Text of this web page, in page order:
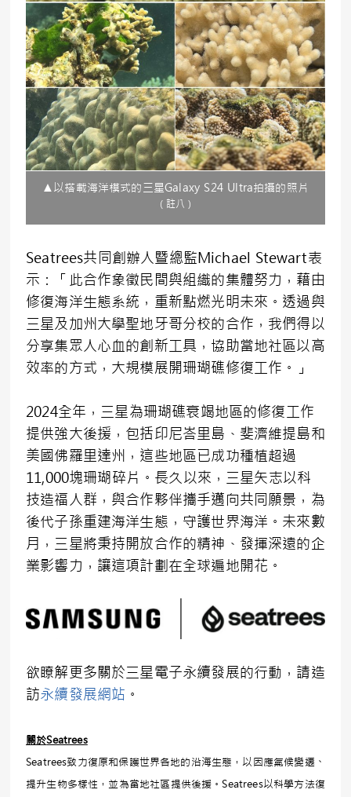
▲以搭載海洋模式的三星Galaxy S24 Ultra拍攝的照片
（註八）
Seatrees共同創辦人暨總監Michael Stewart表
示：「此合作象徵民間與組織的集體努力，藉由
修復海洋生態系統，重新點燃光明未來。透過與
三星及加州大學聖地牙哥分校的合作，我們得以
分享集眾人心血的創新工具，協助當地社區以高
效率的方式，大規模展開珊瑚礁修復工作。」
2024全年，三星為珊瑚礁衰竭地區的修復工作
提供強大後援，包括印尼峇里島、斐濟維提島和
美國佛羅里達州，這些地區已成功種植超過
11,000塊珊瑚碎片。長久以來，三星矢志以科
技造福人群，與合作夥伴攜手邁向共同願景，為
後代子孫重建海洋生態，守護世界海洋。未來數
月，三星將秉持開放合作的精神、發揮深遠的企
業影響力，讓這項計劃在全球遍地開花。
欲瞭解更多關於三星電子永續發展的行動，請造
訪永續發展網站 。
關於Seatrees
Seatrees致力復原和保護世界各地的沿海生態，以因應氣候變遷、
提升生物多樣性，並為當地社區提供後援。Seatrees以科學方法復